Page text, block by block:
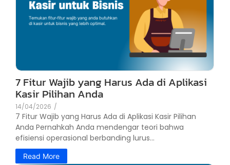
7 Fitur Wajib yang Harus Ada di Aplikasi
Kasir Pilihan Anda
14/04/2026 /
7 Fitur Wajib yang Harus Ada di Aplikasi Kasir Pilihan
Anda Pernahkah Anda mendengar teori bahwa
efisiensi operasional berbanding lurus...
Read More